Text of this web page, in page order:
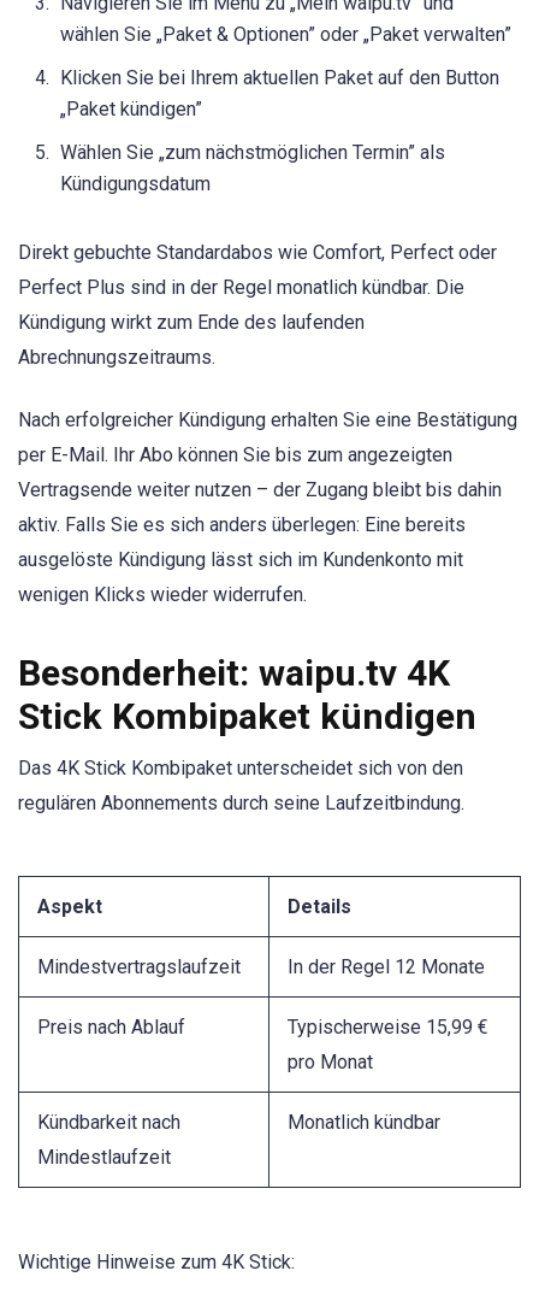
wählen Sie „Paket & Optionen” oder „Paket verwalten”
Klicken Sie bei Ihrem aktuellen Paket auf den Button
„Paket kündigen”
Wählen Sie „zum nächstmöglichen Termin” als
Kündigungsdatum
Direkt gebuchte Standardabos wie Comfort, Perfect oder
Perfect Plus sind in der Regel monatlich kündbar. Die
Kündigung wirkt zum Ende des laufenden
Abrechnungszeitraums.
Nach erfolgreicher Kündigung erhalten Sie eine Bestätigung
per E-Mail. Ihr Abo können Sie bis zum angezeigten
Vertragsende weiter nutzen – der Zugang bleibt bis dahin
aktiv. Falls Sie es sich anders überlegen: Eine bereits
ausgelöste Kündigung lässt sich im Kundenkonto mit
wenigen Klicks wieder widerrufen.
Besonderheit: waipu.tv 4K
Stick Kombipaket kündigen
Das 4K Stick Kombipaket unterscheidet sich von den
regulären Abonnements durch seine Laufzeitbindung.
Aspekt Details
Mindestvertragslaufzeit In der Regel 12 Monate
Preis nach Ablauf
Typischerweise 15,99 €
pro Monat
Kündbarkeit nach
Mindestlaufzeit
Monatlich kündbar
Wichtige Hinweise zum 4K Stick: